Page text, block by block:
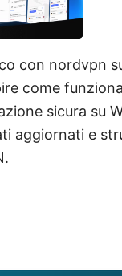
con nordvpn
come
sicura su
aggiornati e